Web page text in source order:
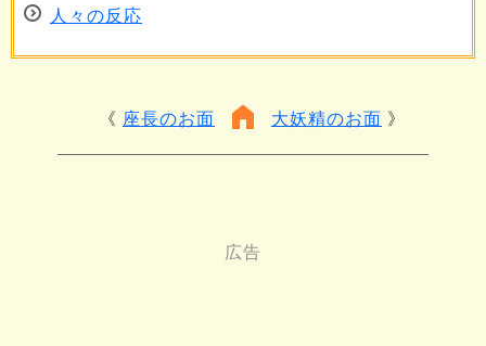
人々の反応
座長のお面 大妖精のお面